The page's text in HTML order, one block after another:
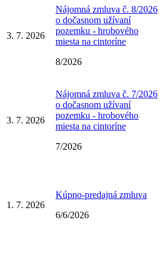
3. 7. 2026
Nájomná zmluva č. 8/2026
o dočasnom užívaní
pozemku - hrobového
miesta na cintoríne
8/2026
3. 7. 2026
Nájomná zmluva č. 7/2026
o dočasnom užívaní
pozemku - hrobového
miesta na cintoríne
7/2026
1. 7. 2026
Kúpno-predajná zmluva
6/6/2026